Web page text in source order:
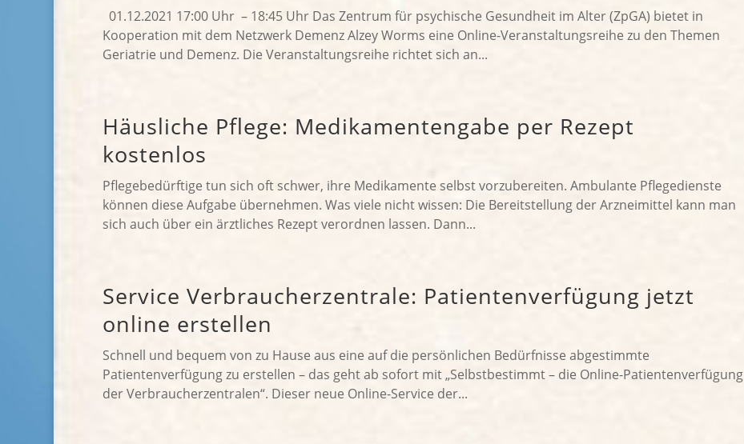
01.12.2021 17:00 Uhr – 18:45 Uhr Das Zentrum für psychische Gesundheit im Alter (ZpGA) bietet in
Kooperation mit dem Netzwerk Demenz Alzey Worms eine Online-Veranstaltungsreihe zu den Themen
Geriatrie und Demenz. Die Veranstaltungsreihe richtet sich an...
Häusliche Pflege: Medikamentengabe per Rezept
kostenlos
Pflegebedürftige tun sich oft schwer, ihre Medikamente selbst vorzubereiten. Ambulante Pflegedienste
können diese Aufgabe übernehmen. Was viele nicht wissen: Die Bereitstellung der Arzneimittel kann man
sich auch über ein ärztliches Rezept verordnen lassen. Dann...
Service Verbraucherzentrale: Patientenverfügung jetzt
online erstellen
Schnell und bequem von zu Hause aus eine auf die persönlichen Bedürfnisse abgestimmte
Patientenverfügung zu erstellen – das geht ab sofort mit „Selbstbestimmt – die Online-Patientenverfügung
der Verbraucherzentralen“. Dieser neue Online-Service der...